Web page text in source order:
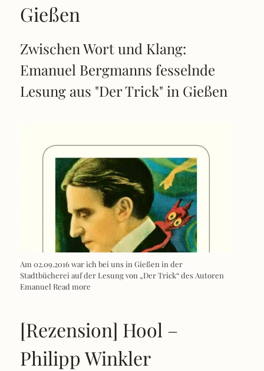
Gießen
Zwischen Wort und Klang:
Emanuel Bergmanns fesselnde
Lesung aus "Der Trick" in Gießen
Am 02.09.2016 war ich bei uns in Gießen in der
Stadtbücherei auf der Lesung von „Der Trick“ des Autoren
Emanuel Read more
[Rezension] Hool –
Philipp Winkler